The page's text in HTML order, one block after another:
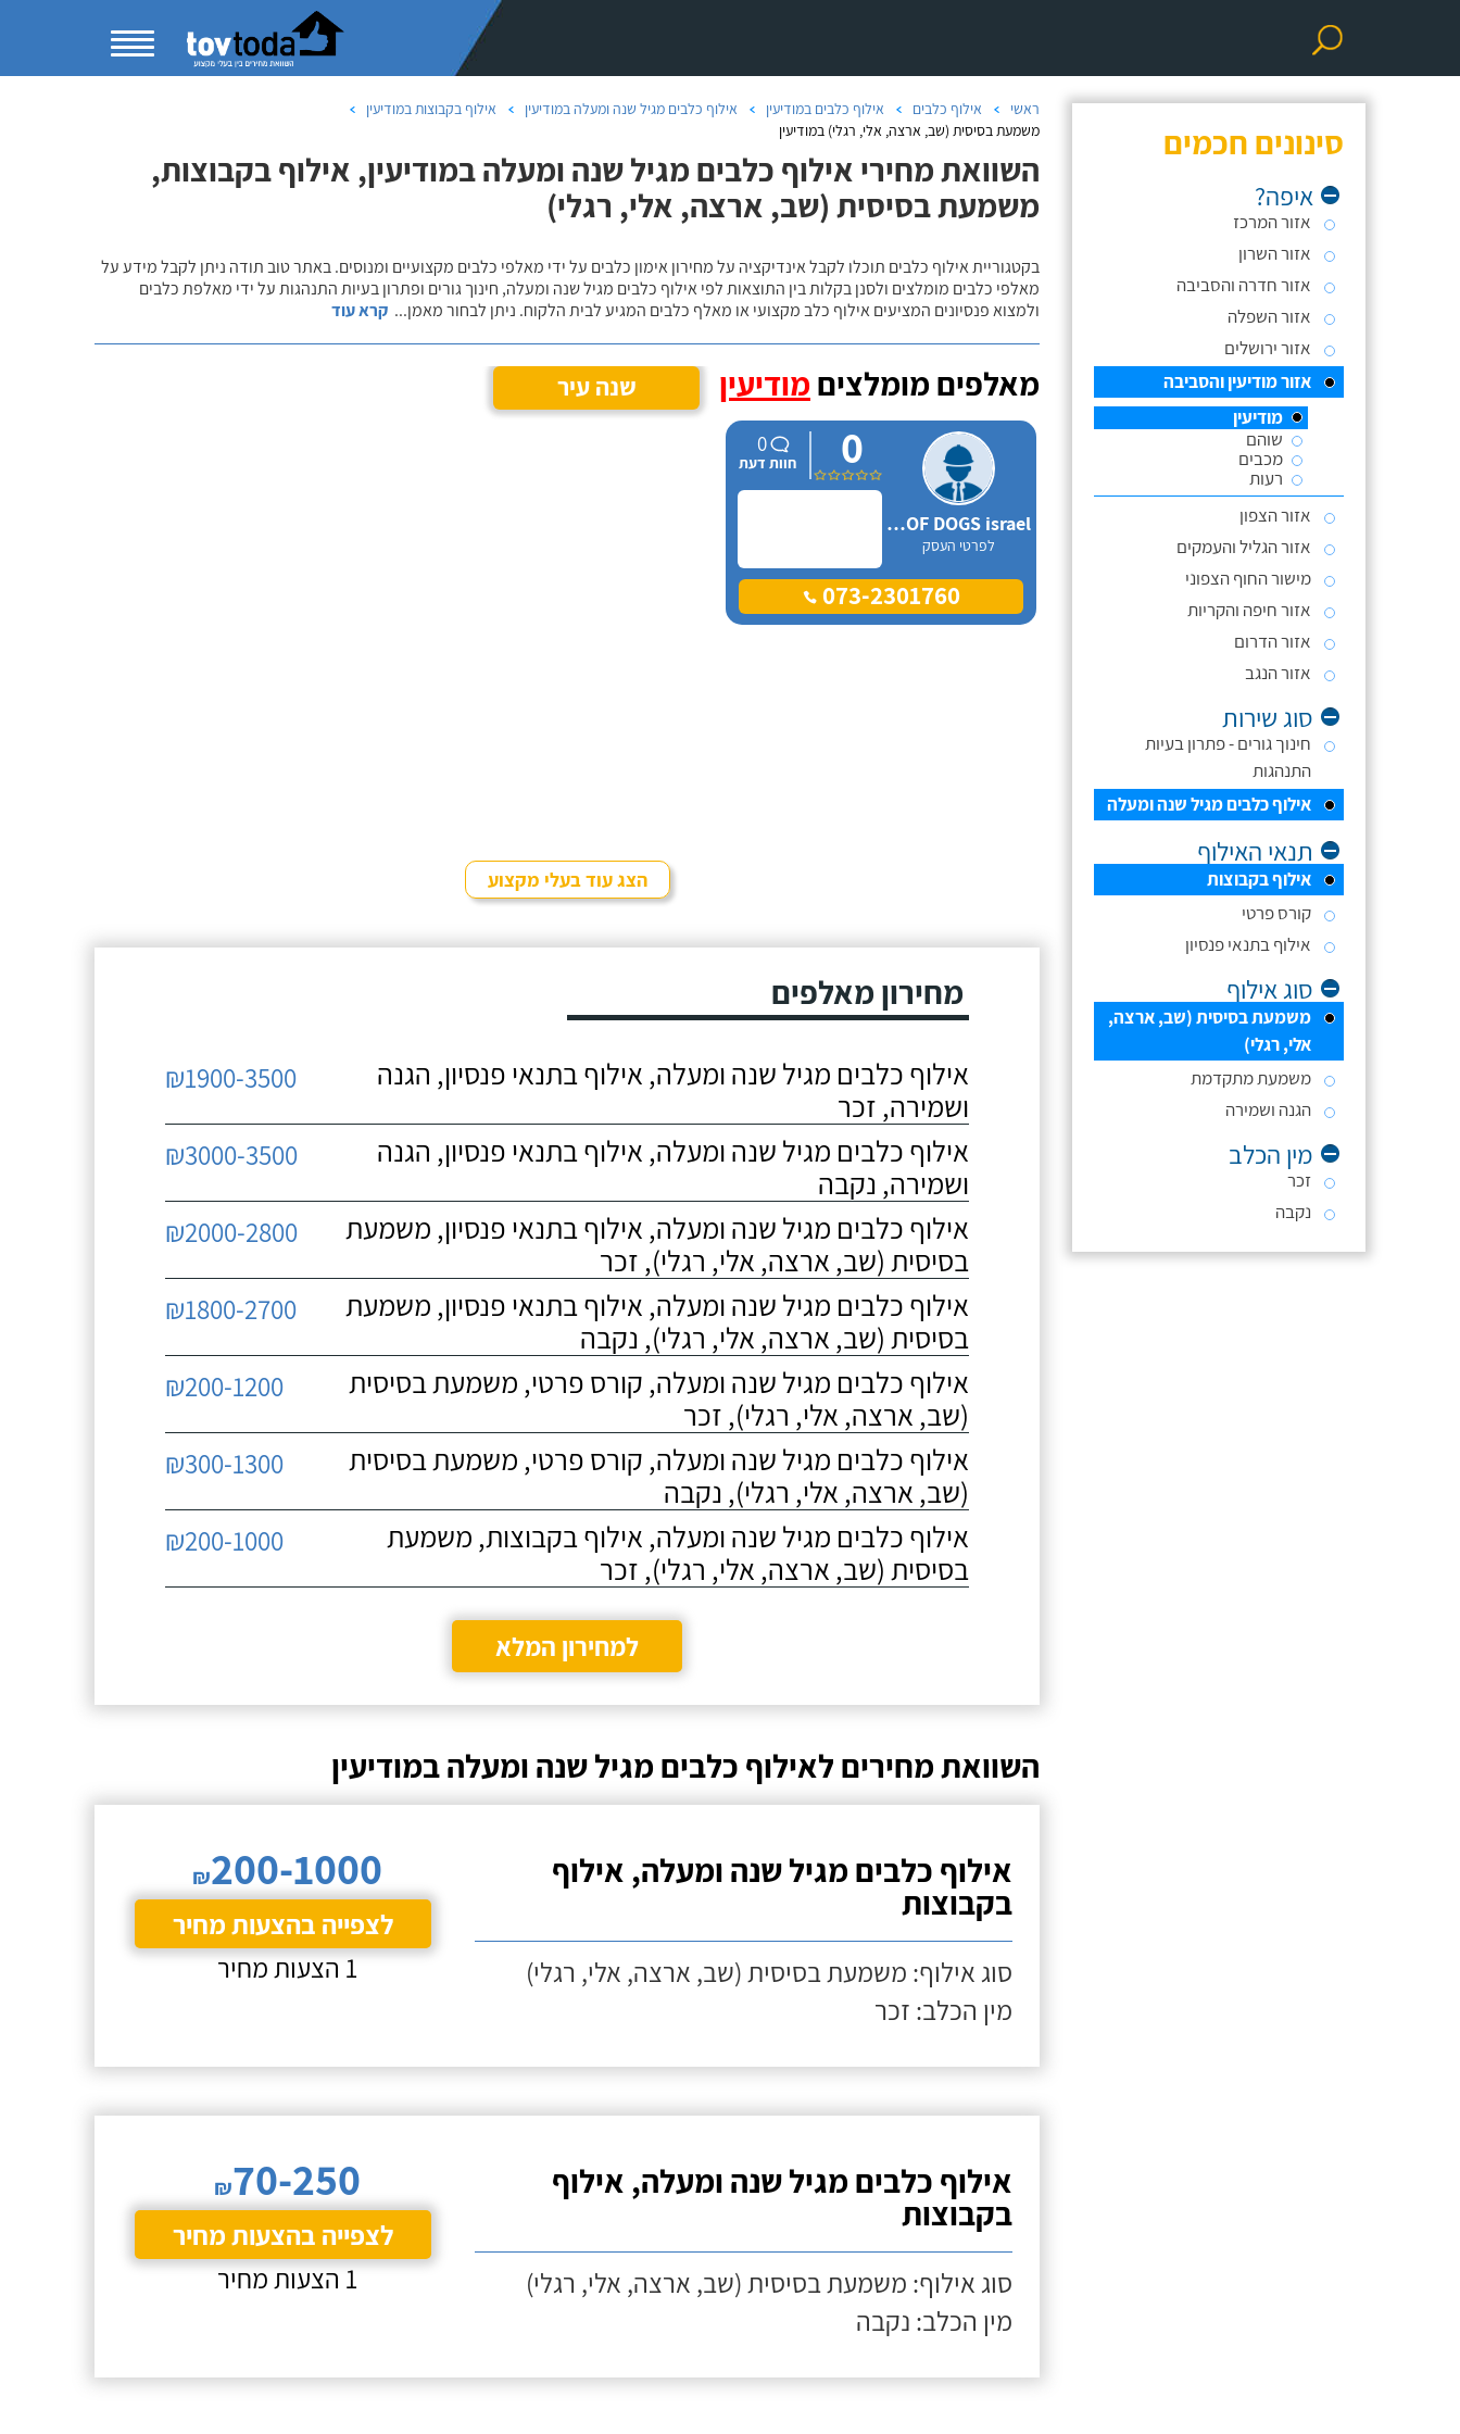
סינונים חכמים
איפה?
אזור המרכז
אזור השרון
אזור חדרה והסביבה
אזור השפלה
אזור ירושלים
אזור מודיעין והסביבה
מודיעין
שוהם
מכבים
רעות
אזור הצפון
אזור הגליל והעמקים
מישור החוף הצפוני
אזור חיפה והקריות
אזור הדרום
אזור הנגב
סוג שירות
חינוך גורים - פתרון בעיות
התנהגות
אילוף כלבים מגיל שנה ומעלה
תנאי האילוף
אילוף בקבוצות
קורס פרטי
אילוף בתנאי פנסיון
סוג אילוף
משמעת בסיסית (שב, ארצה,
אלי, רגלי)
משמעת מתקדמת
הגנה ושמירה
מין הכלב
זכר
נקבה
ראשי אילוף כלבים אילוף כלבים במודיעין אילוף כלבים מגיל שנה ומעלה במודיעין
אילוף בקבוצות במודיעין
משמעת בסיסית (שב, ארצה, אלי, רגלי) במודיעין
השוואת מחירי אילוף כלבים מגיל שנה ומעלה במודיעין, אילוף בקבוצות,
משמעת בסיסית (שב, ארצה, אלי, רגלי)
בקטגוריית אילוף כלבים תוכלו לקבל אינדיקציה על מחירון אימון כלבים על ידי מאלפי כלבים מקצועיים ומנוסים. באתר טוב תודה ניתן לקבל מידע על
מאלפי כלבים מומלצים ולסנן בקלות בין התוצאות לפי אילוף כלבים מגיל שנה ומעלה, חינוך גורים ופתרון בעיות התנהגות על ידי מאלפת כלבים
ולמצוא פנסיונים המציעים אילוף כלב מקצועי או מאלף כלבים המגיע לבית הלקוח. ניתן לבחור מאמן... קרא עוד
מאלפים מומלצים מודיעין שנה עיר
WOOF DOGS israel
לפרטי העסק
0
0
חוות דעת
073-2301760
הצג עוד בעלי מקצוע
מחירון מאלפים
אילוף כלבים מגיל שנה ומעלה, אילוף בתנאי פנסיון, הגנה
ושמירה, זכר
₪1900-3500
אילוף כלבים מגיל שנה ומעלה, אילוף בתנאי פנסיון, הגנה
ושמירה, נקבה
₪3000-3500
אילוף כלבים מגיל שנה ומעלה, אילוף בתנאי פנסיון, משמעת
בסיסית (שב, ארצה, אלי, רגלי), זכר
₪2000-2800
אילוף כלבים מגיל שנה ומעלה, אילוף בתנאי פנסיון, משמעת
בסיסית (שב, ארצה, אלי, רגלי), נקבה
₪1800-2700
אילוף כלבים מגיל שנה ומעלה, קורס פרטי, משמעת בסיסית
(שב, ארצה, אלי, רגלי), זכר
₪200-1200
אילוף כלבים מגיל שנה ומעלה, קורס פרטי, משמעת בסיסית
(שב, ארצה, אלי, רגלי), נקבה
₪300-1300
אילוף כלבים מגיל שנה ומעלה, אילוף בקבוצות, משמעת
בסיסית (שב, ארצה, אלי, רגלי), זכר
₪200-1000
למחירון המלא
השוואת מחירים לאילוף כלבים מגיל שנה ומעלה במודיעין
אילוף כלבים מגיל שנה ומעלה, אילוף
בקבוצות
סוג אילוף: משמעת בסיסית (שב, ארצה, אלי, רגלי)
מין הכלב: זכר
₪200-1000
לצפייה בהצעות מחיר
1 הצעות מחיר
אילוף כלבים מגיל שנה ומעלה, אילוף
בקבוצות
סוג אילוף: משמעת בסיסית (שב, ארצה, אלי, רגלי)
מין הכלב: נקבה
₪70-250
לצפייה בהצעות מחיר
1 הצעות מחיר